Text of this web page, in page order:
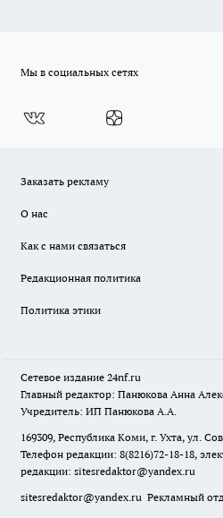
Мы в социальных сетях
Заказать рекламу
О нас
Как с нами связаться
Редакционная политика
Политика этики
Сетевое издание 24nf.ru
Главный редактор: Панюкова Анна
Учредитель: ИП Панюкова А.А.
169309, Республика Коми, г. Ухта, ул.
Телефон редакции: 8(8216)72-18-18,
редакции: sitesredaktor@yandex.ru
sitesredaktor@yandex.ru Рекламный